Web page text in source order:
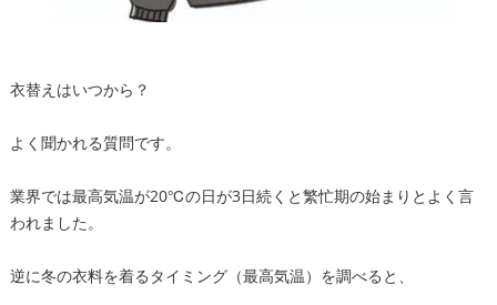
衣替えはいつから？
よく聞かれる質問です。
業界では最高気温が20℃の日が3日続くと繁忙期の始まりとよく言
われました。
逆に冬の衣料を着るタイミング（最高気温）を調べると、